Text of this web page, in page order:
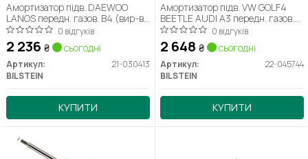
Амортизатор підв. DAEWOO
LANOS передн. газов. B4 (вир-во
Bilstein)
0 відгуків
2 236 ₴ сьогодні
Артикул:
21-030413
BILSTEIN
КУПИТИ
Амортизатор підв. VW GOLF4
BEETLE AUDI A3 передн. газов.
B4 (вир-во Bilstein)
0 відгуків
2 648 ₴ сьогодні
Артикул:
22-045744
BILSTEIN
КУПИТИ